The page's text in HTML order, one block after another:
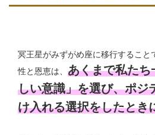
冥王星がみずがめ座に移行すること
性と恩恵は、 あくまで私たち
しい意識」を選び、ポジ
け入れる選択をしたとき